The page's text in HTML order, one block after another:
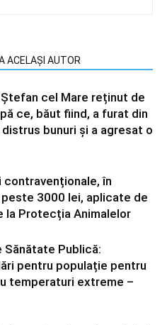
ACELAȘI AUTOR
cel Mare reținut de
ce, băut fiind, a furat din
distrus bunuri și a agresat o
contravenționale, în
3000 lei, aplicate de
la Protecția Animalelor
Sănătate Publică:
pentru populație pentru
temperaturi extreme –